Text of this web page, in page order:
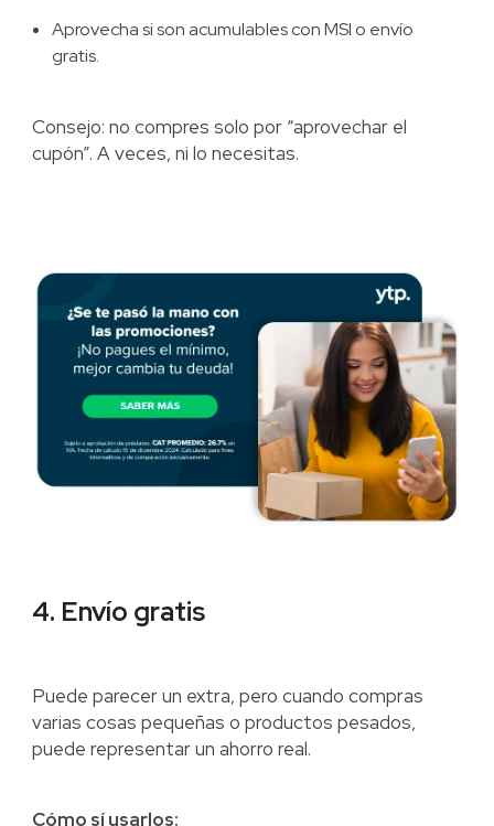
Aprovecha si son acumulables con MSI o envío
gratis.
Consejo: no compres solo por “aprovechar el
cupón”. A veces, ni lo necesitas.
4. Envío gratis
Puede parecer un extra, pero cuando compras
varias cosas pequeñas o productos pesados,
puede representar un ahorro real.
Cómo sí usarlos: